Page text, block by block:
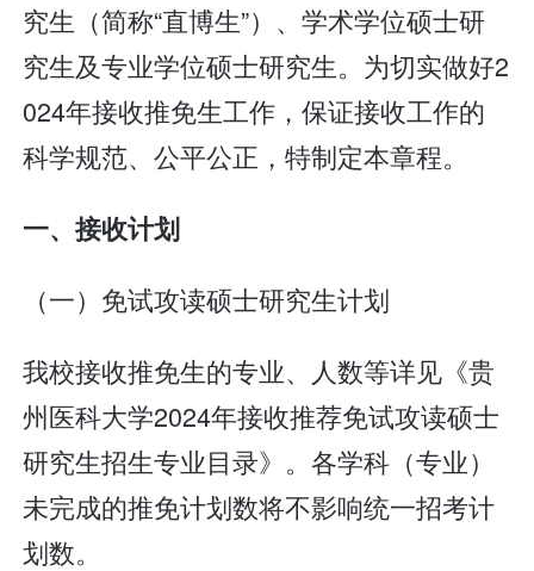
究生（简称“直博生”）、学术学位硕士研
究生及专业学位硕士研究生。为切实做好2
024年接收推免生工作，保证接收工作的
科学规范、公平公正，特制定本章程。
一、接收计划
（一）免试攻读硕士研究生计划
我校接收推免生的专业、人数等详见《贵
州医科大学2024年接收推荐免试攻读硕士
研究生招生专业目录》。各学科（专业）
未完成的推免计划数将不影响统一招考计
划数。